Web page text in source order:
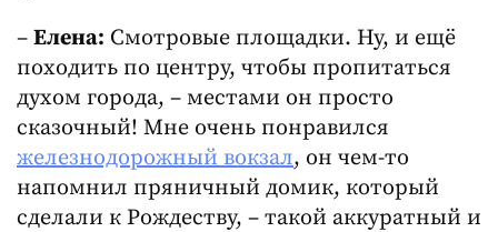
– Елена: Смотровые площадки. Ну, и ещё
походить по центру, чтобы пропитаться
духом города, – местами он просто
сказочный! Мне очень понравился
железнодорожный вокзал, он чем-то
напомнил пряничный домик, который
сделали к Рождеству, – такой аккуратный и